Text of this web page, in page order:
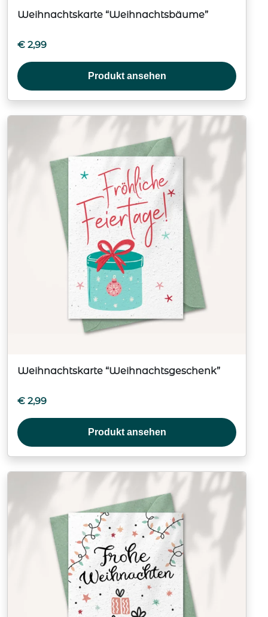
Weihnachtskarte “Weihnachtsbäume”
€ 2,99
Produkt ansehen
Weihnachtskarte “Weihnachtsgeschenk”
€ 2,99
Produkt ansehen